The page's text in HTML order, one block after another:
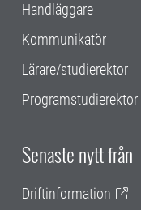
Handläggare
Kommunikatör
Lärare/studierektor
Programstudierektor
Senaste nytt från
Driftinformation